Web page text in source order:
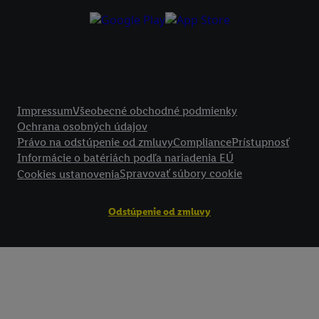
ImpressumVšeobecné obchodné podmienky
Ochrana osobných údajov
Právo na odstúpenie od zmluvyCompliancePrístupnosť
Informácie o batériách podľa nariadenia EÚ
Cookies ustanoveniaSpravovať súbory cookie
Odstúpenie od zmluvy
Kliknutím na možnosť "
" môžete povoliť iba používanie
technológií. Kliknutím na "Súhlasím" vyjadríte súhlas so spracúvaním